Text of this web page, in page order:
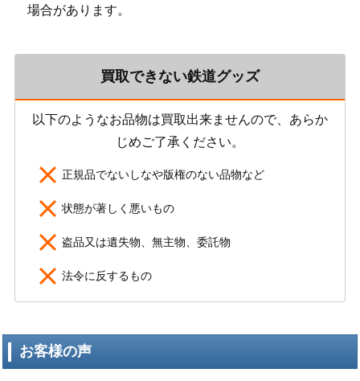
場合があります。
買取できない鉄道グッズ
以下のようなお品物は買取出来ませんので、あらか
じめご了承ください。
正規品でないしなや版権のない品物など
状態が著しく悪いもの
盗品又は遺失物、無主物、委託物
法令に反するもの
お客様の声